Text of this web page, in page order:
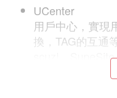
UCenter
用戶中心，實現
換，TAG的互通
scuz!、
等應用前必須